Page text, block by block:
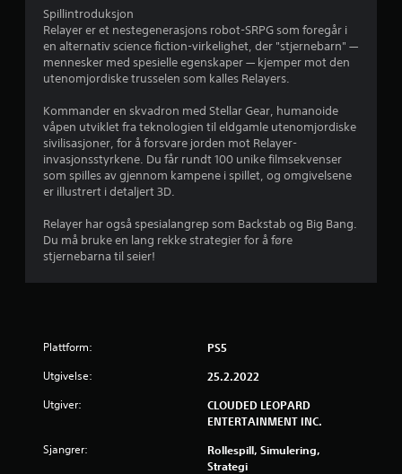
e
r
n
g
3
.
1
Spillintroduksjon
Relayer er et nestegenerasjons robot-SRPG som foregår i
en alternativ science fiction-virkelighet, der "stjernebarn" —
mennesker med spesielle egenskaper — kjemper mot den
utenomjordiske trusselen som kalles Relayers.
Kommander en skvadron med Stellar Gear, humanoide
våpen utviklet fra teknologien til eldgamle utenomjordiske
sivilisasjoner, for å forsvare jorden mot Relayer-
invasjonsstyrkene. Du får rundt 100 unike filmsekvenser
som spilles av gjennom kampene i spillet, og omgivelsene
er illustrert i detaljert 3D.
Relayer har også spesialangrep som Backstab og Big Bang.
Du må bruke en lang rekke strategier for å føre
stjernebarna til seier!
Plattform: PS5
Utgivelse: 25.2.2022
Utgiver:
CLOUDED LEOPARD
ENTERTAINMENT INC.
Sjangrer:
Rollespill, Simulering,
Strategi